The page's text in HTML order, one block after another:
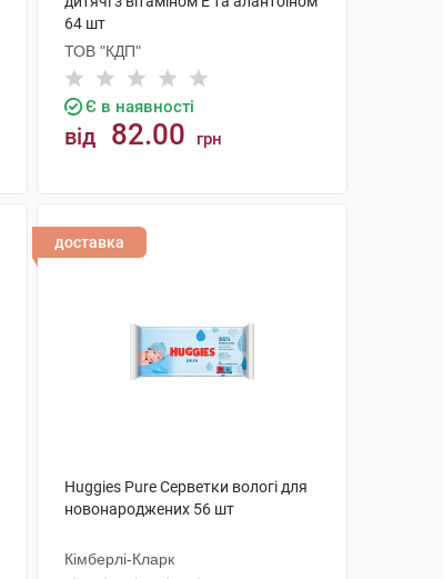
64 шт
ТОВ "КДП"
Є в наявності
від 82.00 грн
доставка
Huggies Pure Серветки вологі для
новонароджених 56 шт
Кімберлі-Кларк